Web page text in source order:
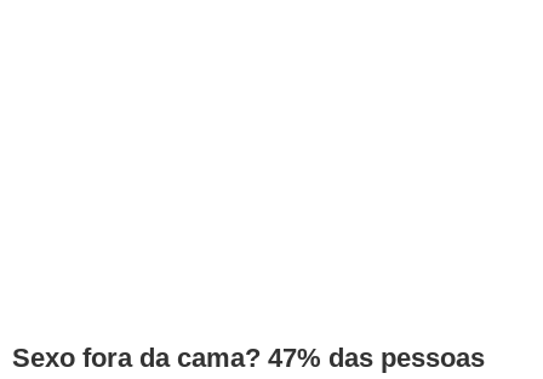
Sexo fora da cama? 47% das pessoas